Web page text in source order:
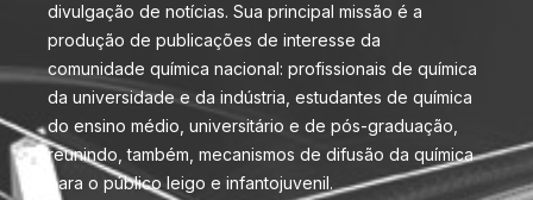
divulgação de notícias. Sua principal missão é a
produção de publicações de interesse da
comunidade química nacional: profissionais de química
da universidade e da indústria, estudantes de química
do ensino médio, universitário e de pós-graduação,
reunindo, também, mecanismos de difusão da química
para o público leigo e infantojuvenil.